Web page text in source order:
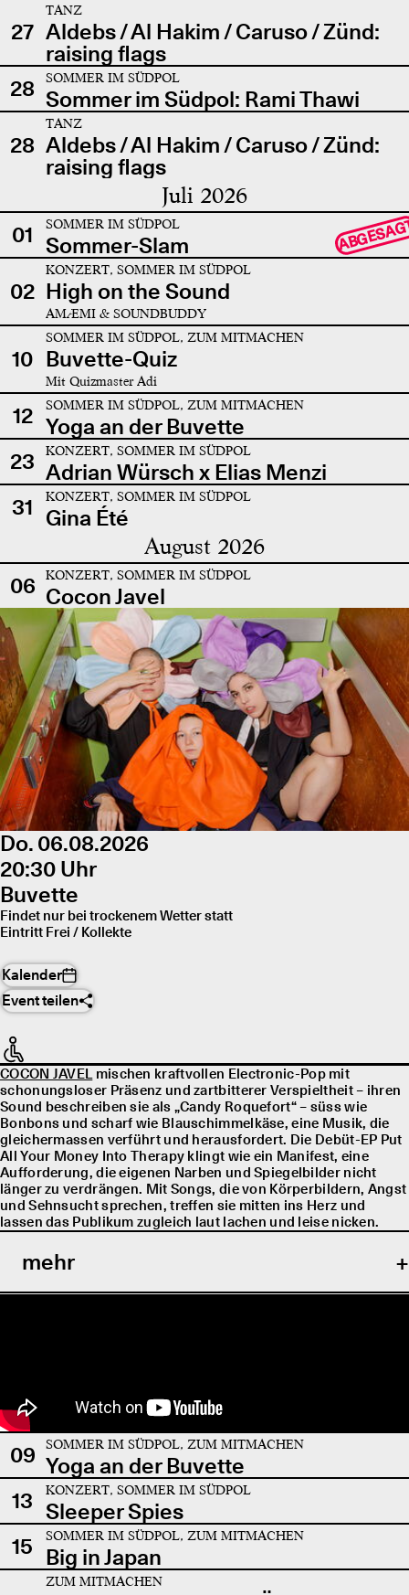
27
TANZ
Aldebs / Al Hakim / Caruso / Zünd:
raising flags
28
SOMMER IM SÜDPOL
Sommer im Südpol: Rami Thawi
28
TANZ
Aldebs / Al Hakim / Caruso / Zünd:
raising flags
Juli 2026
01 SOMMER IM SÜDPOL
Sommer-Slam
02
KONZERT, SOMMER IM SÜDPOL
High on the Sound
AMÆMI & SOUNDBUDDY
10
SOMMER IM SÜDPOL, ZUM MITMACHEN
Buvette-Quiz
Mit Quizmaster Adi
12 SOMMER IM SÜDPOL, ZUM MITMACHEN
Yoga an der Buvette
23
KONZERT, SOMMER IM SÜDPOL
Adrian Würsch x Elias Menzi
31
KONZERT, SOMMER IM SÜDPOL
Gina Été
August 2026
06 KONZERT, SOMMER IM SÜDPOL
Cocon Javel
Do. 06.08.2026
20:30 Uhr
Buvette
Findet nur bei trockenem Wetter statt
Eintritt Frei / Kollekte
Kalender
Event teilen
COCON JAVELmischen kraftvollen Electronic-Pop mit
schonungsloser Präsenz und zartbitterer Verspieltheit – ihren
Sound beschreiben sie als „Candy Roquefort“ – süss wie
Bonbons und scharf wie Blauschimmelkäse, eine Musik, die
gleichermassen verführt und herausfordert. Die Debüt-EP Put
All Your Money Into Therapy klingt wie ein Manifest, eine
Aufforderung, die eigenen Narben und Spiegelbilder nicht
länger zu verdrängen. Mit Songs, die von Körperbildern, Angst
und Sehnsucht sprechen, treffen sie mitten ins Herz und
lassen das Publikum zugleich laut lachen und leise nicken.
mehr
09 SOMMER IM SÜDPOL, ZUM MITMACHEN
Yoga an der Buvette
13
KONZERT, SOMMER IM SÜDPOL
Sleeper Spies
15
SOMMER IM SÜDPOL, ZUM MITMACHEN
Big in Japan
ZUM MITMACHEN